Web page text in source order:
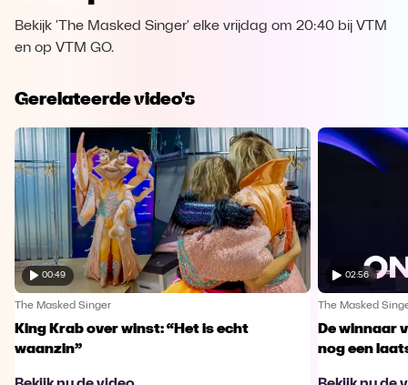
Bekijk 'The Masked Singer' elke vrijdag om 20:40 bij VTM
en op VTM GO.
Gerelateerde video's
00:49
The Masked Singer
King Krab over winst: “Het is echt
waanzin”
02:56
The Masked
De winnaar
nog een